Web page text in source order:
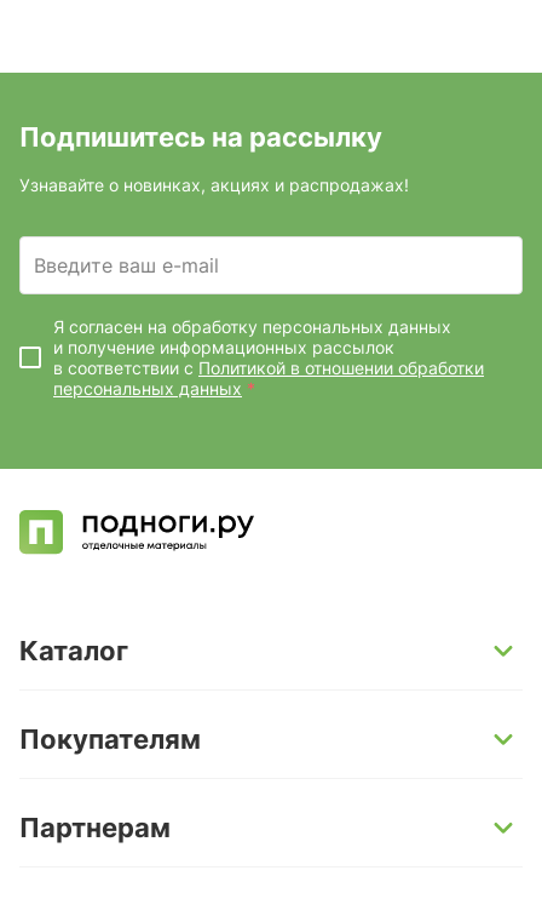
Подпишитесь на рассылку
Узнавайте о новинках, акциях и распродажах!
Введите ваш e-mail
Я согласен на обработку персональных данных
и получение информационных рассылок
в соответствии с Политикой в отношении обработки
персональных данных *
Каталог
Кварц-винил и LVT-плитка
Ламинат
Покупателям
Условия доставки
Партнерам